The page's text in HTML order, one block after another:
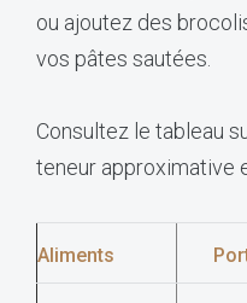
ou ajoutez des
vos pâtes sautées.
Consultez le tableau
teneur approximative
Aliments